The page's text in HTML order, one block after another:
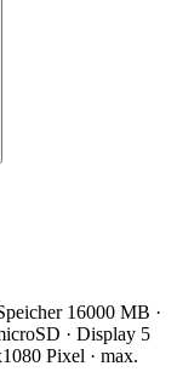
16000 MB ·
· Display 5
Pixel · max.